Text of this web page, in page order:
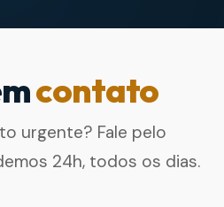
contato
urgente? Fale pelo
24h, todos os dias.